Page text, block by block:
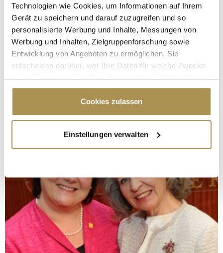
Technologien wie Cookies, um Informationen auf Ihrem
Gerät zu speichern und darauf zuzugreifen und so
personalisierte Werbung und Inhalte, Messungen von
Werbung und Inhalten, Zielgruppenforschung sowie
Entwicklung von Angeboten zu ermöglichen. Sie
entscheiden darüber, wer Ihre Daten für welche Zwecke
Cookie-Erklärung oder durch Klicken auf das Privacy
Trigger Symbol ändern oder widerrufen
Informationen über Ihre geografische Lage
erfassen, welche bis auf einige Meter genau sein
bestimmten Merkmalen (Fingerprinting) identifizieren
Erfahren Sie mehr darüber, wie Ihre persönlichen Daten
verarbeitet werden, und legen Sie Ihre Präferenzen im
Abschnitt Einzelheiten
fest.
Wir verwenden Cookies, um Inhalte und Anzeigen zu
Cookies zulassen
Einstellungen verwalten